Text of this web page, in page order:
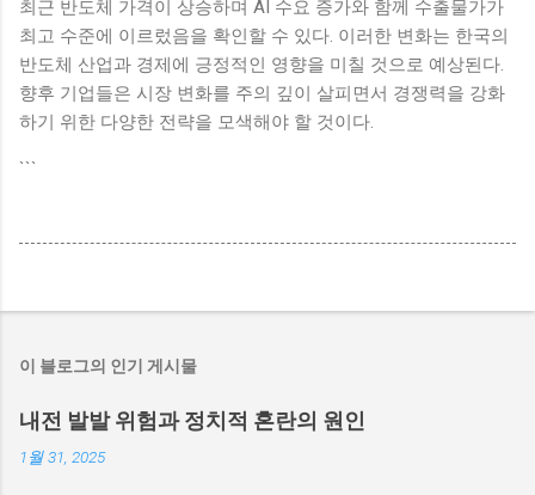
최근 반도체 가격이 상승하며 AI 수요 증가와 함께 수출물가가
최고 수준에 이르렀음을 확인할 수 있다. 이러한 변화는 한국의
반도체 산업과 경제에 긍정적인 영향을 미칠 것으로 예상된다.
향후 기업들은 시장 변화를 주의 깊이 살피면서 경쟁력을 강화
하기 위한 다양한 전략을 모색해야 할 것이다.
```
이 블로그의 인기 게시물
내전 발발 위험과 정치적 혼란의 원인
1월 31, 2025